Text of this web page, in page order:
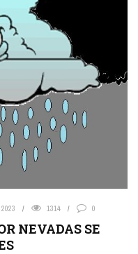
1314 0
NEVADAS SE